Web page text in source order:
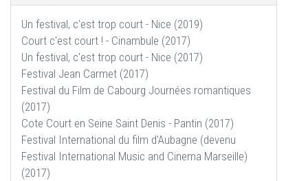
Un festival, c'est trop court - Nice (2019)
Court c'est court ! - Cinambule (2017)
Un festival, c'est trop court - Nice (2017)
Festival Jean Carmet (2017)
Festival du Film de Cabourg Journées romantiques
(2017)
Cote Court en Seine Saint Denis - Pantin (2017)
Festival International du film d'Aubagne (devenu
Festival International Music and Cinema Marseille)
(2017)